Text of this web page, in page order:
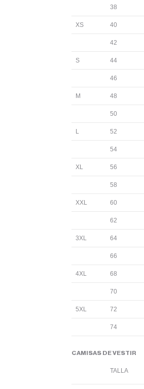
38
XS 40
42
S 44
46
M 48
50
L 52
54
XL 56
58
XXL 60
62
3XL 64
66
4XL 68
70
5XL 72
74
CAMISAS DE VESTIR
TALLA